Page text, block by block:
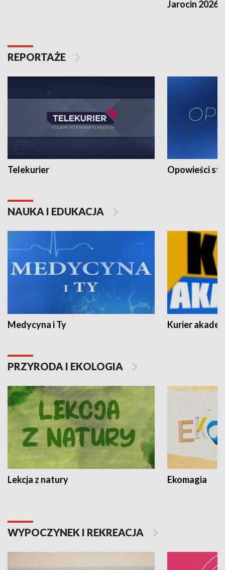
Jarocin 2026
REPORTAŻE
Telekurier Opowieści
NAUKA I EDUKACJA
Medycyna i Ty Kurier
PRZYRODA I EKOLOGIA
Lekcja z natury Ekomagia
WYPOCZYNEK I REKREACJA